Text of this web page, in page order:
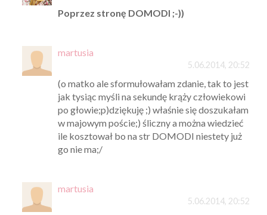
Poprzez stronę DOMODI ;-))
martusia
5.06.2014, 20:52
(o matko ale sformułowałam zdanie, tak to jest
jak tysiąc myśli na sekundę krąży człowiekowi
po głowie;p)dziękuję ;) właśnie się doszukałam
w majowym poście;) śliczny a można wiedzieć
ile kosztował bo na str DOMODI niestety już
go nie ma;/
martusia
5.06.2014, 20:52